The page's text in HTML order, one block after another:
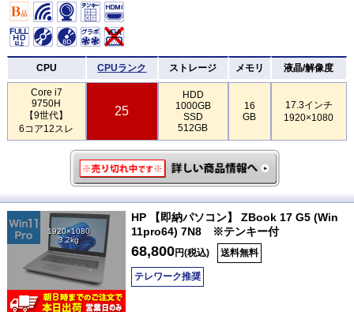
CPU CPUランク ストレージ メモリ 液晶/解像度
Core i7
9750H
【9世代】
6コア12スレ
25
HDD
1000GB
SSD
512GB
16
GB
17.3インチ
1920×1080
1920×1080
3.2kg
HP 【即納パソコン】 ZBook 17 G5 (Win
11pro64) 7N8 ※テンキー付
68,800円(税込) 送料無料
テレワーク推奨